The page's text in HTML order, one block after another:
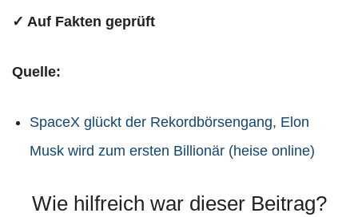
✓ Auf Fakten geprüft
Quelle:
SpaceX glückt der Rekordbörsengang, Elon
Musk wird zum ersten Billionär (heise online)
Wie hilfreich war dieser Beitrag?